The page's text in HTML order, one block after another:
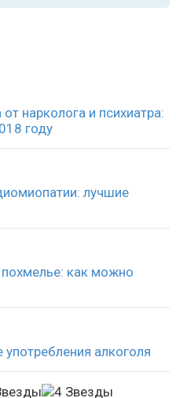
нарколога и психиатра:
году
лучшие
похмелье: как можно
алкоголя